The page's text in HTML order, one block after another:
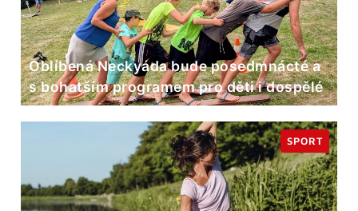
Oblíbená Neckyáda bude posedmnácté a
s bohatším programem pro děti i dospělé
SPORT